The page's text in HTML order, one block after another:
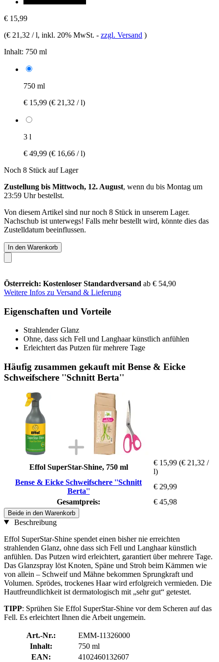
€ 15,99
(€ 21,32 / l, inkl. 20% MwSt. - zzgl. Versand )
Inhalt: 750 ml
750 ml
€ 15,99 (€ 21,32 / l)
3 l
€ 49,99 (€ 16,66 / l)
Noch 8 Stück auf Lager
Zustellung bis Mittwoch, 12. August, wenn du bis Montag um
23:59 Uhrbestellst.
Von diesem Artikel sind nur noch 8 Stück in unserem Lager.
Nachschub ist unterwegs! Falls mehr bestellt wird, könnte dies das
Zustelldatum beeinflussen.
In den Warenkorb
Österreich: Kostenloser Standardversand ab € 54,90
Weitere Infos zu Versand & Lieferung
Eigenschaften und Vorteile
Strahlender Glanz
Ohne, dass sich Fell und Langhaar künstlich anfühlen
Erleichtert das Putzen für mehrere Tage
Häufig zusammen gekauft mit Bense & Eicke
Schweifschere ''Schnitt Berta''
Effol SuperStar-Shine, 750 ml
€ 15,99 (€ 21,32 /
l)
Bense & Eicke Schweifschere ''Schnitt
Berta''
€ 29,99
Gesamtpreis:
€ 45,98
Beide in den Warenkorb
Beschreibung
Effol SuperStar-Shine spendet einen bisher nie erreichten
strahlenden Glanz, ohne dass sich Fell und Langhaar künstlich
anfühlen. Das Putzen wird erleichtert, garantiert über mehrere Tage.
Das Glanzspray löst Knoten, Späne und Stroh beim Kämmen wie
von allein – Schweif und Mähne bekommen Sprungkraft und
Volumen. Sprödes, trockenes Haar wird erfolgreich vermieden. Die
Hautfreundlichkeit ist dermatologisch mit „sehr gut“ getestet.
TIPP: Sprühen Sie Effol SuperStar-Shine vor dem Scheren auf das
Fell. Es erleichtert Ihnen die Arbeit ungemein.
Art.-Nr.:
EMM-11326000
Inhalt:
750 ml
EAN:
4102460132607